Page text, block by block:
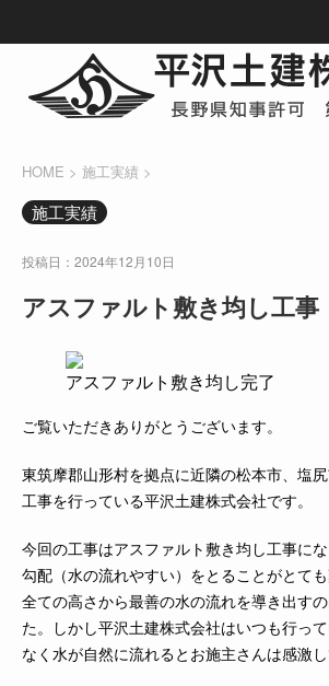
HOME > 施工実績 >
施工実績
投稿日：2024年12月10日
アスファルト敷き均し工事
アスファルト敷き均し完了
ご覧いただきありがとうございます。
東筑摩郡山形村を拠点に近隣の松本市、塩
工事を行っている平沢土建株式会社です。
今回の工事はアスファルト敷き均し工事に
勾配（水の流れやすい）をとることがとても
全ての高さから最善の水の流れを導き出す
た。しかし平沢土建株式会社はいつも行っ
なく水が自然に流れるとお施主さんは感激し